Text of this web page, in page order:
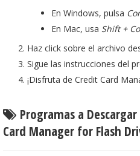
En Windows, pulsa
En Mac, usa Shift +
Haz click sobre el archivo
Sigue las instrucciones del
¡Disfruta de Credit Card
Programas a
Card Manager for Flash